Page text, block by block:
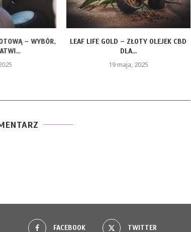
– WYBÓR,
LEAF LIFE GOLD – ZŁOTY OLEJEK CBD
DLA...
19 maja, 2025
FACEBOOK TWITTER